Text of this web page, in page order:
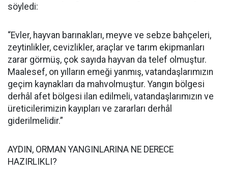
söyledi:
“Evler, hayvan barınakları, meyve ve sebze bahçeleri,
zeytinlikler, cevizlikler, araçlar ve tarım ekipmanları
zarar görmüş, çok sayıda hayvan da telef olmuştur.
Maalesef, on yılların emeği yanmış, vatandaşlarımızın
geçim kaynakları da mahvolmuştur. Yangın bölgesi
derhâl afet bölgesi ilan edilmeli, vatandaşlarımızın ve
üreticilerimizin kayıpları ve zararları derhâl
giderilmelidir.”
AYDIN, ORMAN YANGINLARINA NE DERECE
HAZIRLIKLI?